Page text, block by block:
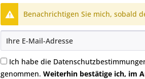
Benachrichtigen Sie mich, sobald
Ich habe die
genommen.Weiterhin bestätige ich, im